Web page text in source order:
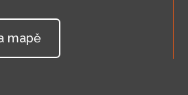
mapě